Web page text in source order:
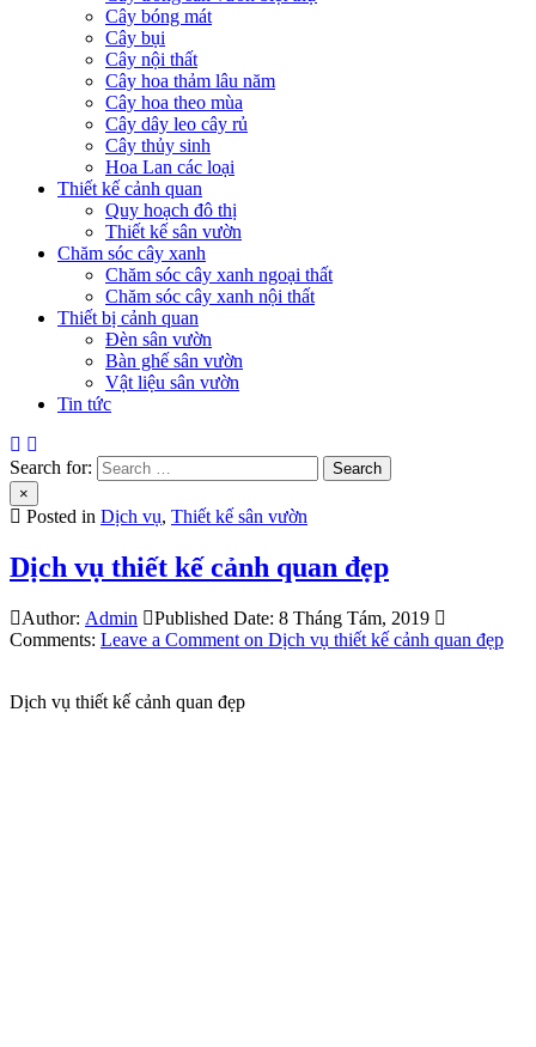
Cây bóng mát
Cây bụi
Cây nội thất
Cây hoa thảm lâu năm
Cây hoa theo mùa
Cây dây leo cây rủ
Cây thủy sinh
Hoa Lan các loại
Thiết kế cảnh quan
Quy hoạch đô thị
Thiết kế sân vườn
Chăm sóc cây xanh
Chăm sóc cây xanh ngoại thất
Chăm sóc cây xanh nội thất
Thiết bị cảnh quan
Đèn sân vườn
Bàn ghế sân vườn
Vật liệu sân vườn
Tin tức
Search for:
×
Posted in Dịch vụ, Thiết kế sân vườn
Dịch vụ thiết kế cảnh quan đẹp
Author: Admin Published Date: 8 Tháng Tám, 2019
Comments: Leave a Comment on Dịch vụ thiết kế cảnh quan đẹp
Dịch vụ thiết kế cảnh quan đẹp